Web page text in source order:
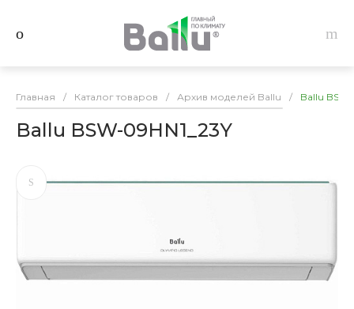
Главная / Каталог товаров / Архив моделей Ballu / Ballu
Ballu BSW-09HN1_23Y